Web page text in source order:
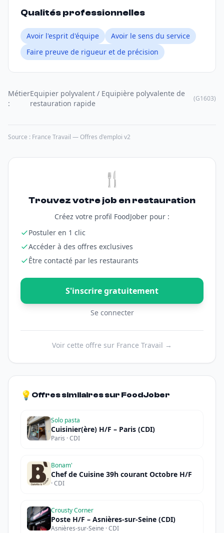
Qualités professionnelles
Avoir l'esprit d'équipe
Avoir le sens du service
Faire preuve de rigueur et de précision
Métier
:
Equipier polyvalent / Equipière polyvalente de
restauration rapide
(G1603)
Source : France Travail — Offres d'emploi v2
🍴
Trouvez votre job en restauration
Créez votre profil FoodJober pour :
Postuler en 1 clic
Accéder à des offres exclusives
Être contacté par les restaurants
S'inscrire gratuitement
Se connecter
Voir cette offre sur France Travail →
💡 Offres similaires sur FoodJober
Solo pasta
Cuisinier(ère) H/F – Paris (CDI)
Paris · CDI
Bonam'
Chef de Cuisine 39h courant Octobre H/F
· CDI
Crousty Corner
Poste H/F – Asnières-sur-Seine (CDI)
Asnières-sur-Seine · CDI